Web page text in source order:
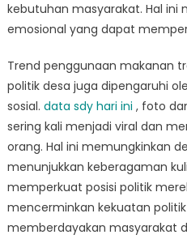
kebutuhan masyarakat. Hal ini
emosional yang dapat
Trend penggunaan makanan
politik desa juga dipengaruhi
sosial. data sdy hari ini , foto
sering kali menjadi viral dan
orang. Hal ini memungkinkan
menunjukkan keberagaman
memperkuat posisi politik
mencerminkan kekuatan
memberdayakan masyarakat